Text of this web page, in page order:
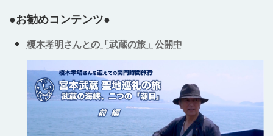
●お勧めコンテンツ●
榎木孝明さんとの「武蔵の旅」公開中